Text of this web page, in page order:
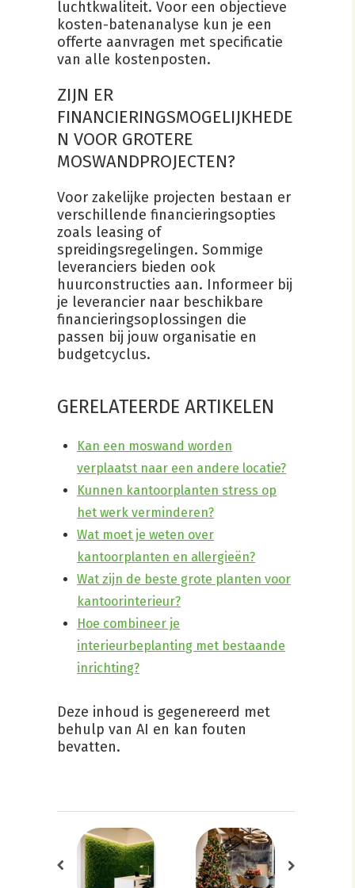
luchtkwaliteit. Voor een objectieve
kosten-batenanalyse kun je een
offerte aanvragen met specificatie
van alle kostenposten.
ZIJN ER
FINANCIERINGSMOGELIJKHEDE
N VOOR GROTERE
MOSWANDPROJECTEN?
Voor zakelijke projecten bestaan er
verschillende financieringsopties
zoals leasing of
spreidingsregelingen. Sommige
leveranciers bieden ook
huurconstructies aan. Informeer bij
je leverancier naar beschikbare
financieringsoplossingen die
passen bij jouw organisatie en
budgetcyclus.
GERELATEERDE ARTIKELEN
Kan een moswand worden
verplaatst naar een andere locatie?
Kunnen kantoorplanten stress op
het werk verminderen?
Wat moet je weten over
kantoorplanten en allergieën?
Wat zijn de beste grote planten voor
kantoorinterieur?
Hoe combineer je
interieurbeplanting met bestaande
inrichting?
Deze inhoud is gegenereerd met
behulp van AI en kan fouten
bevatten.